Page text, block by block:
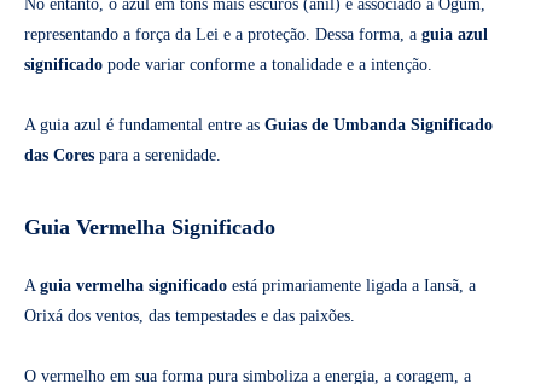
No entanto, o azul em tons mais escuros (anil) é associado a Ogum,
representando a força da Lei e a proteção. Dessa forma, a guia azul
significado pode variar conforme a tonalidade e a intenção.
A guia azul é fundamental entre as Guias de Umbanda Significado
das Cores para a serenidade.
Guia Vermelha Significado
A guia vermelha significado está primariamente ligada a Iansã, a
Orixá dos ventos, das tempestades e das paixões.
O vermelho em sua forma pura simboliza a energia, a coragem, a